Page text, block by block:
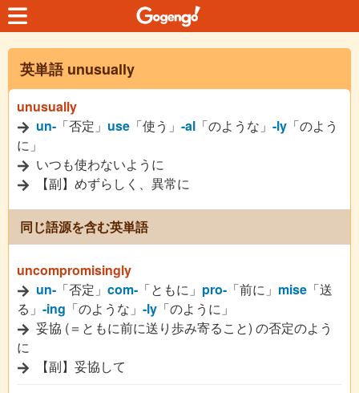
英単語 unusually
unusually
un- 「否定」 use 「使う」 -al 「のような」 -ly 「のよう
に」
いつも使わないように
【副】めずらしく、異常に
同じ語源を含む英単語
uncompromisingly
un- 「否定」 com- 「ともに」 pro- 「前に」 mise 「送
る」 -ing 「のような」 -ly 「のように」
妥協 (＝ともに前に送り歩み寄ること) の否定のよう
に
【副】妥協して